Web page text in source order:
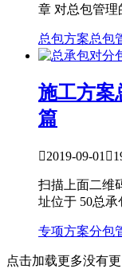
章 对总包管
总包方案总包
施工方案
篇
2019-09-01 
扫描上面二维
址位于 50总
专项方案分包
点击加载更多没有